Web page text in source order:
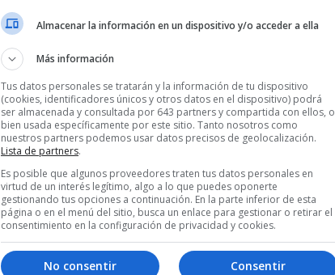
48 COMENTARIOS
Almacenar la información en un dispositivo y/o acceder a ella
Más información
Tus datos personales se tratarán y la información de tu dispositivo
(cookies, identificadores únicos y otros datos en el dispositivo) podrá
ser almacenada y consultada por 643 partners y compartida con ellos, o
bien usada específicamente por este sitio. Tanto nosotros como
nuestros partners podemos usar datos precisos de geolocalización.
Lista de partners.
Es posible que algunos proveedores traten tus datos personales en
virtud de un interés legítimo, algo a lo que puedes oponerte
gestionando tus opciones a continuación. En la parte inferior de esta
página o en el menú del sitio, busca un enlace para gestionar o retirar el
consentimiento en la configuración de privacidad y cookies.
Consentir
No consentir